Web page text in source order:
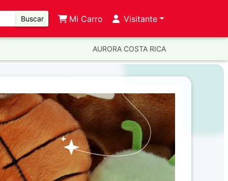
Buscar Mi Carro Visitante
AURORA COSTA RICA